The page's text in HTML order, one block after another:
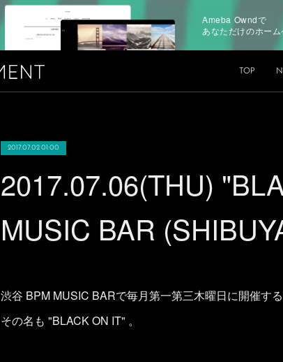
Ameba Owndで
あなただけのホー
TOP
2017.07.02 01:00
2017.07.06(THU)
MUSIC BAR
渋谷 BPM MUSIC BARで毎月第一第三木曜日に開催す
その名も "BLACK ON IT" 。